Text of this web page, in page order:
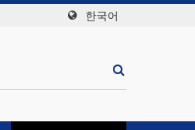
한국어